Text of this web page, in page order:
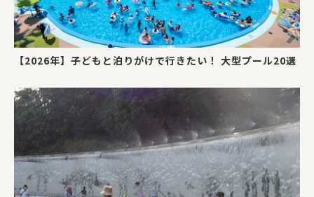
【2026年】子どもと泊りがけで行きたい！ 大型プール20選